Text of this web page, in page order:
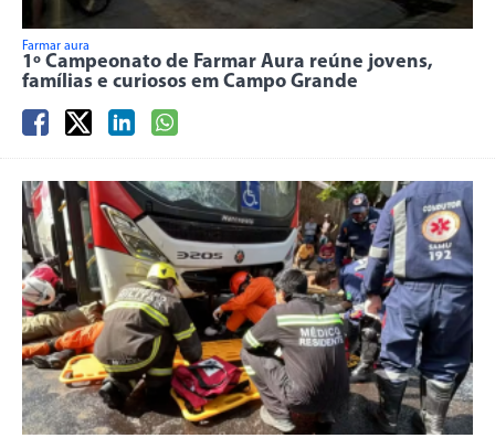
Farmar aura
1º Campeonato de Farmar Aura reúne jovens,
famílias e curiosos em Campo Grande